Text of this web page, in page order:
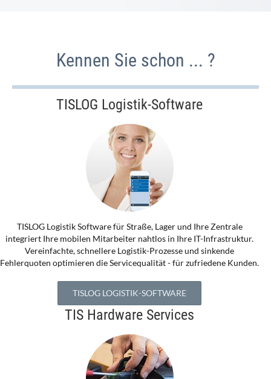
Kennen Sie schon ... ?
TISLOG Logistik-Software
TISLOG Logistik Software für Straße, Lager und Ihre Zentrale
integriert Ihre mobilen Mitarbeiter nahtlos in Ihre IT-Infrastruktur.
Vereinfachte, schnellere Logistik-Prozesse und sinkende
Fehlerquoten optimieren die Servicequalität - für zufriedene Kunden.
TISLOG LOGISTIK-SOFTWARE
TIS Hardware Services